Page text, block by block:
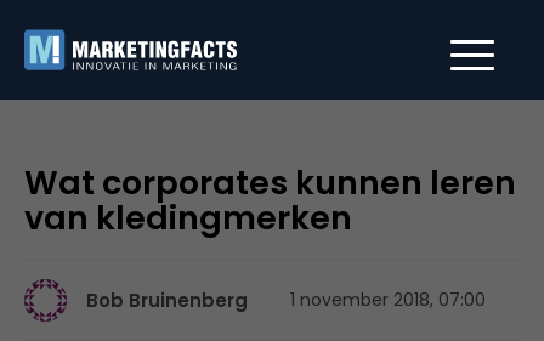
Wat corporates kunnen leren
van kledingmerken
Bob Bruinenberg 1 november 2018, 07:00